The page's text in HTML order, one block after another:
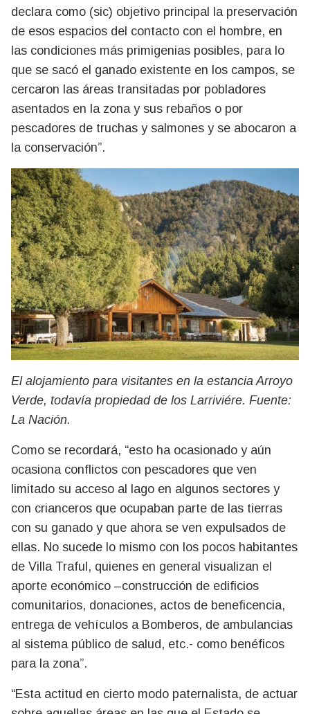
declara como (sic) objetivo principal la preservación
de esos espacios del contacto con el hombre, en
las condiciones más primigenias posibles, para lo
que se sacó el ganado existente en los campos, se
cercaron las áreas transitadas por pobladores
asentados en la zona y sus rebaños o por
pescadores de truchas y salmones y se abocaron a
la conservación”.
El alojamiento para visitantes en la estancia Arroyo
Verde, todavía propiedad de los Larriviére. Fuente:
La Nación.
Como se recordará, “esto ha ocasionado y aún
ocasiona conflictos con pescadores que ven
limitado su acceso al lago en algunos sectores y
con crianceros que ocupaban parte de las tierras
con su ganado y que ahora se ven expulsados de
ellas. No sucede lo mismo con los pocos habitantes
de Villa Traful, quienes en general visualizan el
aporte económico –construcción de edificios
comunitarios, donaciones, actos de beneficencia,
entrega de vehículos a Bomberos, de ambulancias
al sistema público de salud, etc.- como benéficos
para la zona”.
“Esta actitud en cierto modo paternalista, de actuar